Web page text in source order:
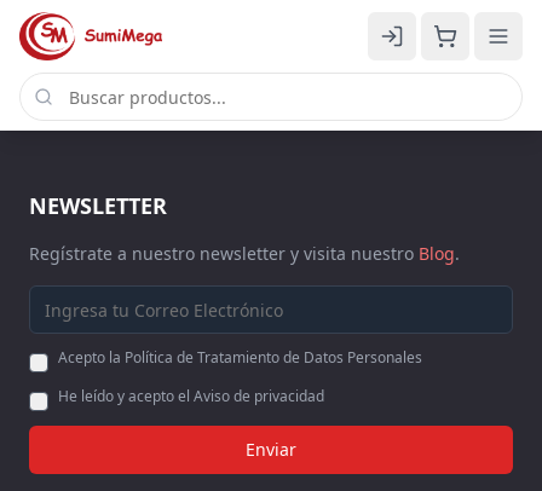
NEWSLETTER
Regístrate a nuestro newsletter y visita nuestro Blog.
Acepto la Política de Tratamiento de Datos Personales
He leído y acepto el Aviso de privacidad
Enviar